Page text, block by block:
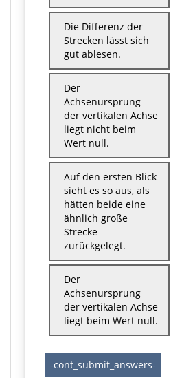
Die Differenz der
Strecken lässt sich
gut ablesen.
Der
Achsenursprung
der vertikalen Achse
liegt nicht beim
Wert null.
Auf den ersten Blick
sieht es so aus, als
hätten beide eine
ähnlich große
Strecke
zurückgelegt.
Der
Achsenursprung
der vertikalen Achse
liegt beim Wert null.